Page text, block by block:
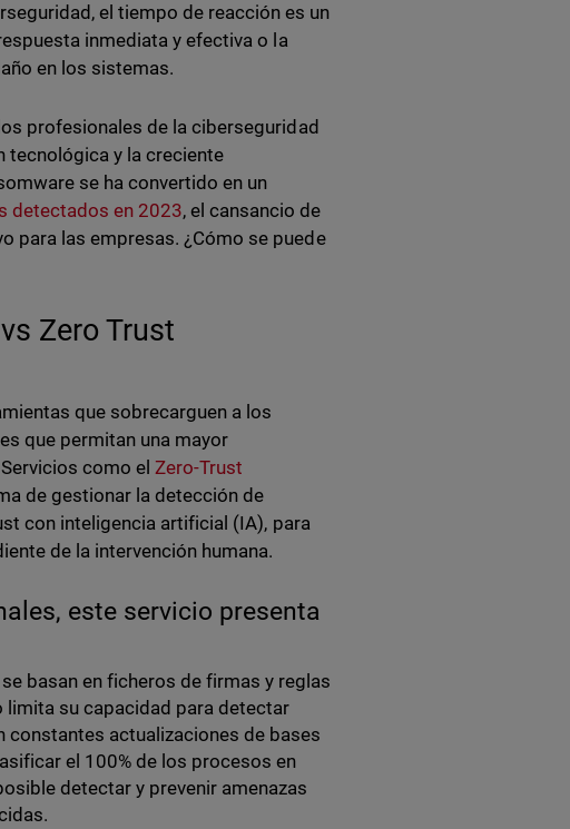
el tiempo de reacción es un
inmediata y efectiva o la
en los sistemas.
profesionales de la ciberseguridad
tecnológica y la creciente
se ha convertido en un
detectados en 2023, el cansancio de
para las empresas. ¿Cómo se puede
Zero Trust
que sobrecarguen a los
que permitan una mayor
como elZero-Trust
de gestionar la detección de
con inteligencia artificial (IA), para
de la intervención humana.
este servicio presenta
basan en ficheros de firmas y reglas
su capacidad para detectar
constantes actualizaciones de bases
el 100% de los procesos en
detectar y prevenir amenazas